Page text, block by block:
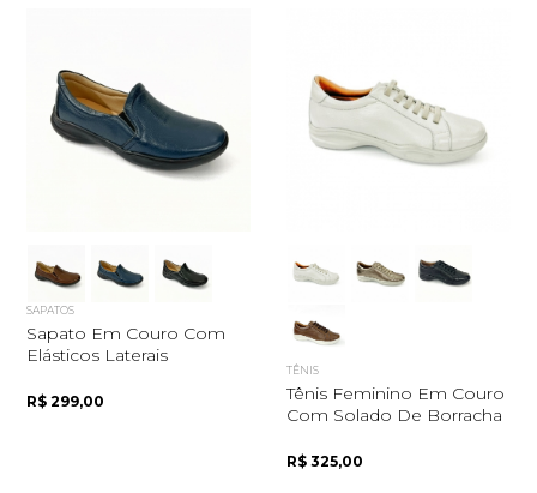
SAPATOS
Sapato Em Couro Com
Elásticos Laterais
R$ 299,00
TÊNIS
Tênis Feminino Em Couro
Com Solado De Borracha
R$ 325,00